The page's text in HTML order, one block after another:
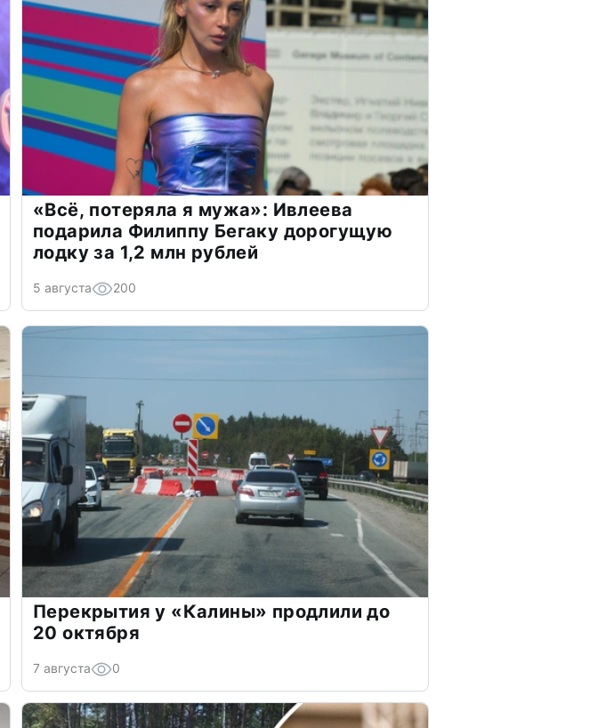
«Всё, потеряла я мужа»: Ивлеева
подарила Филиппу Бегаку дорогущую
лодку за 1,2 млн рублей
5 августа 200
Перекрытия у «Калины» продлили до
20 октября
7 августа 0